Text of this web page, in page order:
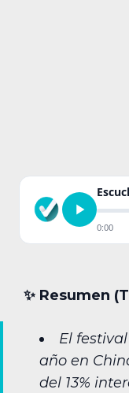
0:00
✨︎ Resumen
El
año en
del 13%